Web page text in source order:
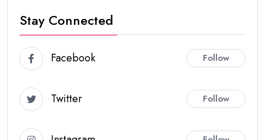
Stay Connected
Facebook Follow
Twitter Follow